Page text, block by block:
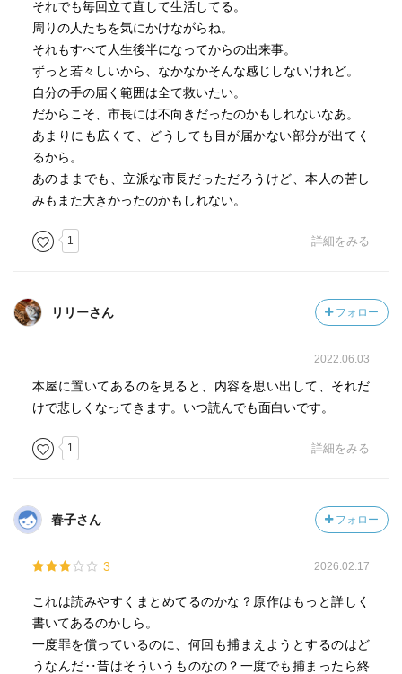
それでも毎回立て直して生活してる。
周りの人たちを気にかけながらね。
それもすべて人生後半になってからの出来事。
ずっと若々しいから、なかなかそんな感じしないけれど。
自分の手の届く範囲は全て救いたい。
だからこそ、市長には不向きだったのかもしれないなあ。
あまりにも広くて、どうしても目が届かない部分が出てく
るから。
あのままでも、立派な市長だっただろうけど、本人の苦し
みもまた大きかったのかもしれない。
1 詳細をみる
リリーさん フォロー
2022.06.03
本屋に置いてあるのを見ると、内容を思い出して、それだ
けで悲しくなってきます。いつ読んでも面白いです。
1 詳細をみる
春子さん フォロー
3 2026.02.17
これは読みやすくまとめてるのかな？原作はもっと詳しく
書いてあるのかしら。
一度罪を償っているのに、何回も捕まえようとするのはど
うなんだ‥昔はそういうものなの？一度でも捕まったら終